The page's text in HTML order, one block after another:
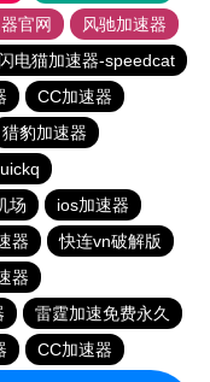
官网
风驰加速器
闪电猫加速器-speedcat
CC加速器
猎豹加速器
场
ios加速器
器
快连vn破解版
器
雷霆加速免费永久
CC加速器